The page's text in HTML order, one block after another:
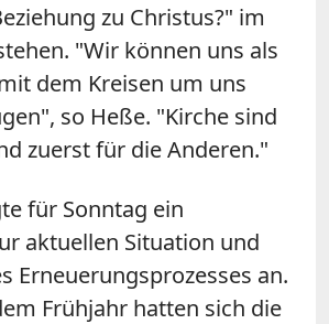
zu Christus?" im
"Wir können uns als
dem Kreisen um uns
so Heße. "Kirche sind
zuerst für die Anderen."
für Sonntag ein
aktuellen Situation und
Erneuerungsprozesses an.
Frühjahr hatten sich die